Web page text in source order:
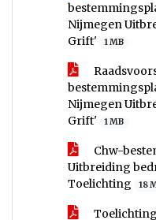
Nijmegen
Grift'
1 MB
Nijmegen
Grift'
1 MB
Chw-
Uitbreiding
Toelichting
18